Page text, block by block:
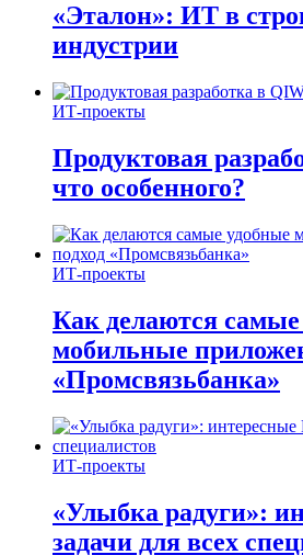
«Эталон»: ИТ в
индустрии
ИТ-проекты
Продуктовая
что особенного?
ИТ-проекты
Как делаются
мобильные
«Промсвязьбанка»
ИТ-проекты
«Улыбка радуги»:
задачи для всех